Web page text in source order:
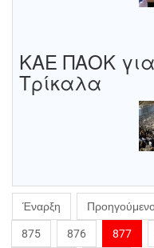
ΚΑΕ ΠΑΟΚ
Τρίκαλα
Έναρξη
875 876 877